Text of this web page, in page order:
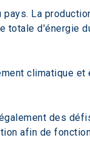
La
totale d'énergie
climatique et
des
afin de